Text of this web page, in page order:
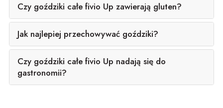
Czy goździki całe fivio Up zawierają gluten?
Jak najlepiej przechowywać goździki?
Czy goździki całe fivio Up nadają się do
gastronomii?